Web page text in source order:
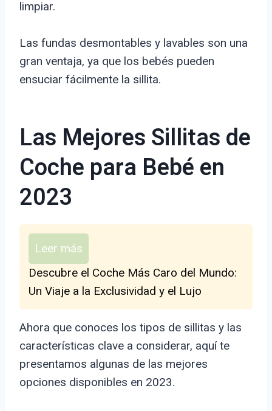
limpiar.
Las fundas desmontables y lavables son una
gran ventaja, ya que los bebés pueden
ensuciar fácilmente la sillita.
Las Mejores Sillitas de
Coche para Bebé en
2023
Leer más
Descubre el Coche Más Caro del Mundo:
Un Viaje a la Exclusividad y el Lujo
Ahora que conoces los tipos de sillitas y las
características clave a considerar, aquí te
presentamos algunas de las mejores
opciones disponibles en 2023.